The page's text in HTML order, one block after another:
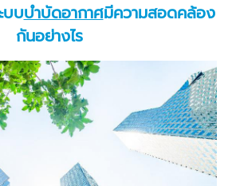
บบบำบัดอากาศมีความสอดคล้อง
กันอย่างไร